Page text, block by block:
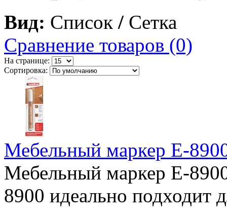
Вид: Список / Сетка
Сравнение товаров (0)
На странице:
Сортировка:
Мебельный маркер E-
Мебельный маркер E-
8900 идеально подходит